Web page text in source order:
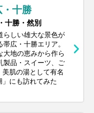
・十勝
十勝・然別
らしい雄大な景色が
帯広・十勝エリア。
大地の恵みから作ら
製品・スイーツ、ご
肌の湯として有名
にも訪れてみた